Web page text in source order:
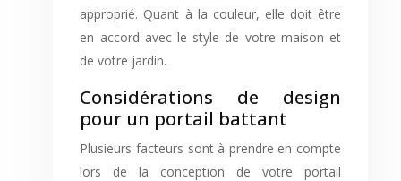
approprié. Quant à la couleur, elle doit être
en accord avec le style de votre maison et
de votre jardin.
Considérations de design
pour un portail battant
Plusieurs facteurs sont à prendre en compte
lors de la conception de votre portail